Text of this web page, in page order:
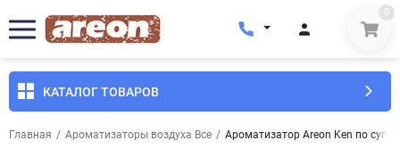
0
КАТАЛОГ ТОВАРОВ
Главная / Ароматизаторы воздуха Все / Ароматизатор Areon Ken по